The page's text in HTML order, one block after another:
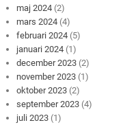
maj 2024 (2)
mars 2024 (4)
februari 2024 (5)
januari 2024 (1)
december 2023 (2)
november 2023 (1)
oktober 2023 (2)
september 2023 (4)
juli 2023 (1)